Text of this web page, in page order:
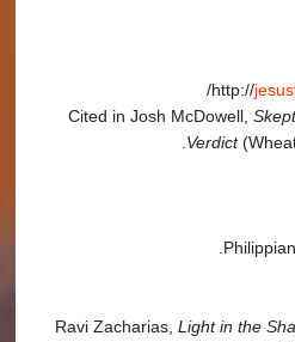
/
Verdict
Light in the